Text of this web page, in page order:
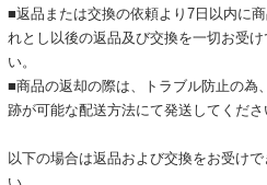
■返品または交換の依頼より7日以内に
れとし以後の返品及び交換を一切お受
い。
■商品の返却の際は、トラブル防止の為
跡が可能な配送方法にて発送してくださ
以下の場合は返品および交換をお受け